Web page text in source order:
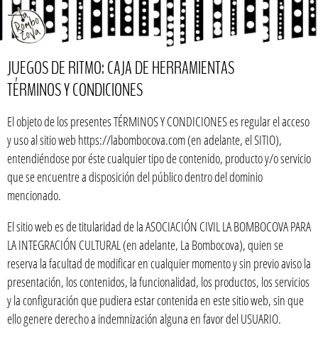
JUEGOS DE RITMO: CAJA DE HERRAMIENTAS
TÉRMINOS Y CONDICIONES
El objeto de los presentes TÉRMINOS Y CONDICIONES es regular el acceso
y uso al sitio web https://labombocova.com (en adelante, el SITIO),
entendiéndose por éste cualquier tipo de contenido, producto y/o servicio
que se encuentre a disposición del público dentro del dominio
mencionado.
El sitio web es de titularidad de la ASOCIACIÓN CIVIL LA BOMBOCOVA PARA
LA INTEGRACIÓN CULTURAL (en adelante, La Bombocova), quien se
reserva la facultad de modificar en cualquier momento y sin previo aviso la
presentación, los contenidos, la funcionalidad, los productos, los servicios
y la configuración que pudiera estar contenida en este sitio web, sin que
ello genere derecho a indemnización alguna en favor del USUARIO.